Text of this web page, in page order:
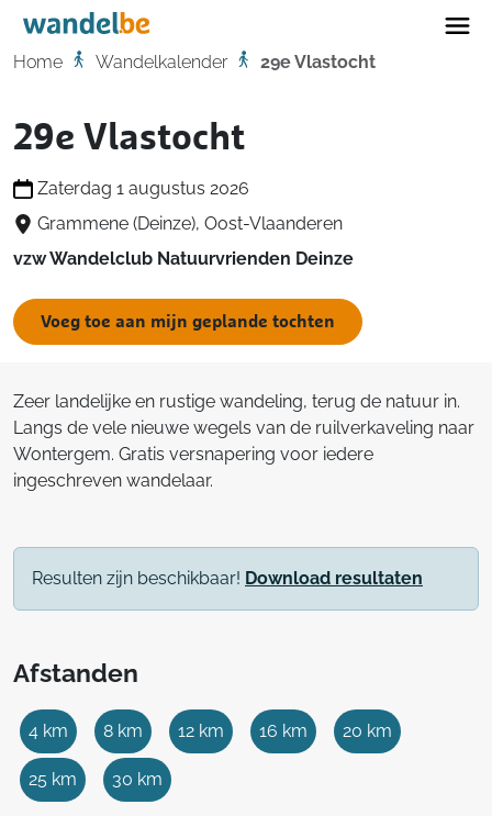
Home
Home Wandelkalender 29e Vlastocht
29e Vlastocht
Zaterdag 1 augustus 2026
Grammene (Deinze), Oost-Vlaanderen
vzw Wandelclub Natuurvrienden Deinze
Voeg toe aan mijn geplande tochten
Zeer landelijke en rustige wandeling, terug de natuur in.
Langs de vele nieuwe wegels van de ruilverkaveling naar
Wontergem. Gratis versnapering voor iedere
ingeschreven wandelaar.
Resulten zijn beschikbaar! Download resultaten
Afstanden
4 km 8 km 12 km 16 km 20 km
25 km 30 km